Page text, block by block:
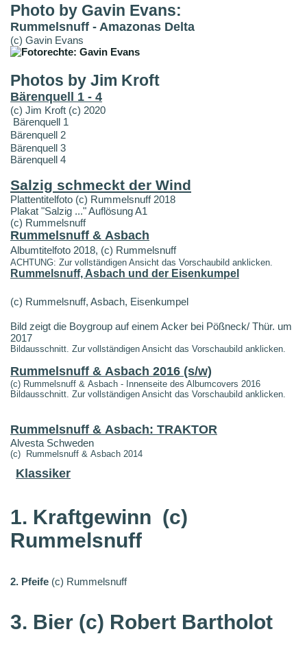
Photo by Gavin Evans:
Rummelsnuff - Amazonas Delta
(c) Gavin Evans
Photos by Jim Kroft
Bärenquell 1 - 4
(c) Jim Kroft (c) 2020
Bärenquell 1
Bärenquell 2
Bärenquell 3
Bärenquell 4
Salzig schmeckt der Wind
Plattentitelfoto (c) Rummelsnuff 2018
Plakat "Salzig ..." Auflösung A1
(c) Rummelsnuff
Rummelsnuff & Asbach
Albumtitelfoto 2018, (c) Rummelsnuff
ACHTUNG: Zur vollständigen Ansicht das Vorschaubild anklicken.
Rummelsnuff, Asbach und der Eisenkumpel
(c) Rummelsnuff, Asbach, Eisenkumpel
Bild zeigt die Boygroup auf einem Acker bei Pößneck/ Thür. um
2017
Bildausschnitt. Zur vollständigen Ansicht das Vorschaubild anklicken.
Rummelsnuff & Asbach 2016 (s/w)
(c) Rummelsnuff & Asbach - Innenseite des Albumcovers 2016
Bildausschnitt. Zur vollständigen Ansicht das Vorschaubild anklicken.
Rummelsnuff & Asbach: TRAKTOR
Alvesta Schweden
(c) Rummelsnuff & Asbach 2014
Klassiker
1. Kraftgewinn (c)
Rummelsnuff
2. Pfeife (c) Rummelsnuff
3. Bier (c) Robert Bartholot